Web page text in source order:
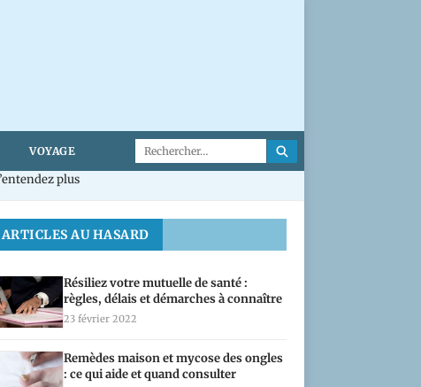
VOYAGE
ARTICLES AU HASARD
Résiliez votre mutuelle de santé :
règles, délais et démarches à connaître
23 février 2022
Remèdes maison et mycose des ongles
: ce qui aide et quand consulter